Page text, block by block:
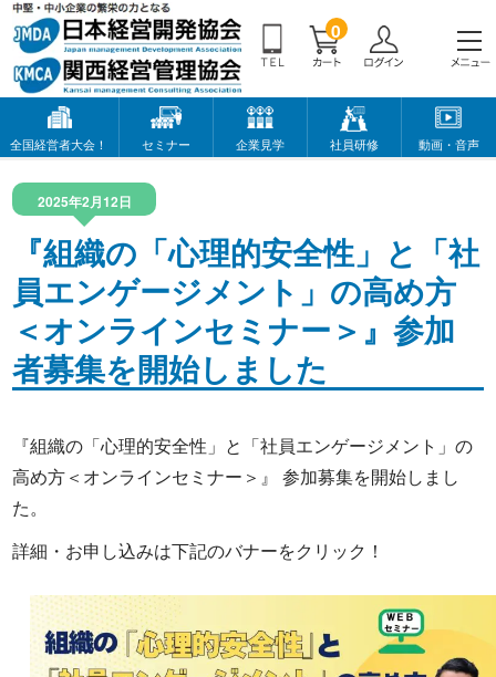
0
全国経営者大会！ セミナー 企業見学 社員研修 動画・音声
2025年2月12日
『組織の「心理的安全性」と「社
員エンゲージメント」の高め方
＜オンラインセミナー＞』参加
者募集を開始しました
『組織の「心理的安全性」と「社員エンゲージメント」の
高め方＜オンラインセミナー＞』 参加募集を開始しまし
た。
詳細・お申し込みは下記のバナーをクリック！